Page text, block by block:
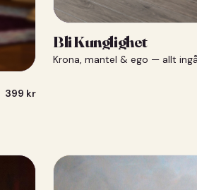
399 kr
Bli Kunglighet
Krona, mantel & ego — allt